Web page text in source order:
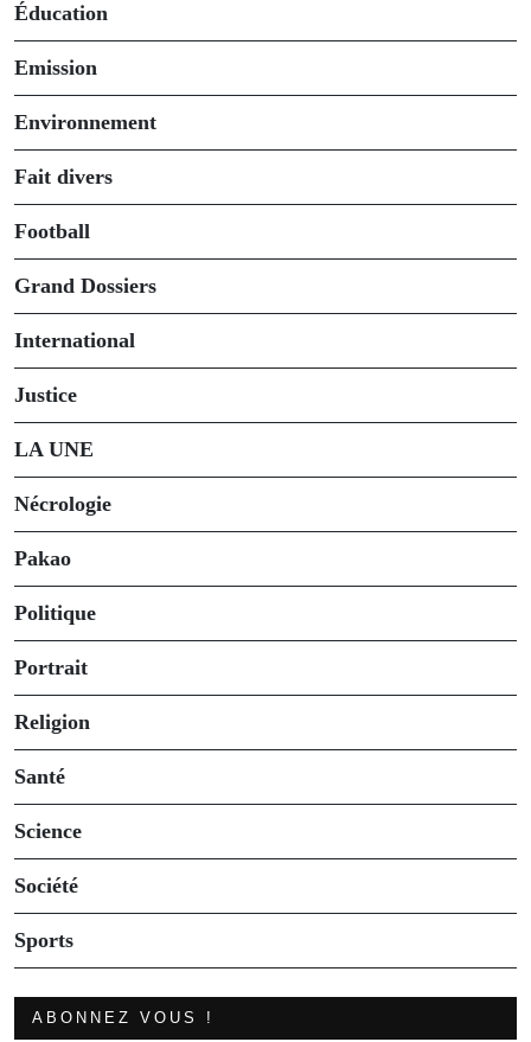
Éducation
Emission
Environnement
Fait divers
Football
Grand Dossiers
International
Justice
LA UNE
Nécrologie
Pakao
Politique
Portrait
Religion
Santé
Science
Société
Sports
ABONNEZ VOUS !